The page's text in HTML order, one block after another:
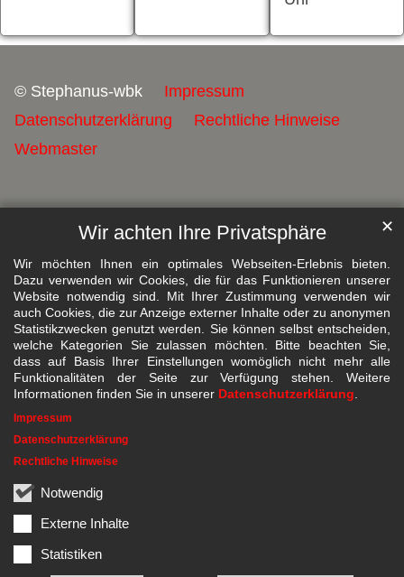
Wir achten Ihre Privatsphäre
Wir möchten Ihnen ein optimales Webseiten-Erlebnis bieten.
Dazu verwenden wir Cookies, die für das Funktionieren unserer
Website notwendig sind. Mit Ihrer Zustimmung verwenden wir
auch Cookies, die zur Anzeige externer Inhalte oder zu anonymen
Statistikzwecken genutzt werden. Sie können selbst entscheiden,
welche Kategorien Sie zulassen möchten. Bitte beachten Sie,
dass auf Basis Ihrer Einstellungen womöglich nicht mehr alle
Funktionalitäten der Seite zur Verfügung stehen. Weitere
Informationen finden Sie in unserer Datenschutzerklärung.
Notwendig
Externe Inhalte
Statistiken
✕
Impressum
Datenschutzerklärung
Rechtliche Hinweise
© Stephanus-wbk
Impressum
Datenschutzerklärung
Rechtliche Hinweise
Webmaster